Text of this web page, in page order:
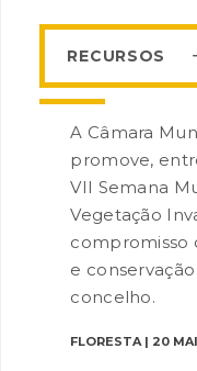
RECURSOS
A Câmara
promove,
VII Semana
Vegetação
compromisso
e
concelho.
FLORESTA | 20